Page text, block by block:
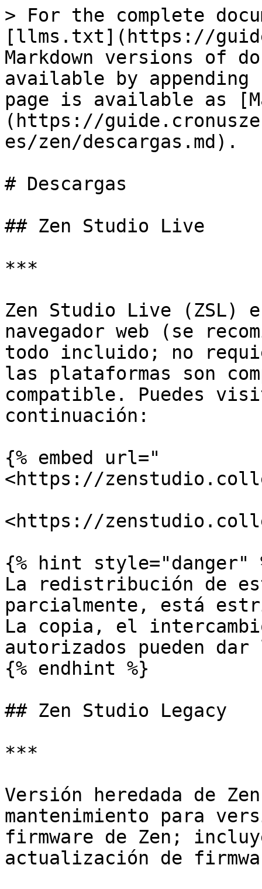
> For the complete
[llms.txt](https://
Markdown versions of
available by
page is available as
(https://
es/zen/descargas.md).
# Descargas
## Zen Studio Live
***
Zen Studio Live (ZSL)
navegador web (se
todo incluido; no
las plataformas son
compatible. Puedes
continuación:
{% embed url="
<https://
<https://
{% hint style="danger"
La redistribución de
parcialmente, está
La copia, el
autorizados pueden
{% endhint %}
## Zen Studio Legacy
***
Versión heredada de
mantenimiento para
firmware de Zen;
actualización de